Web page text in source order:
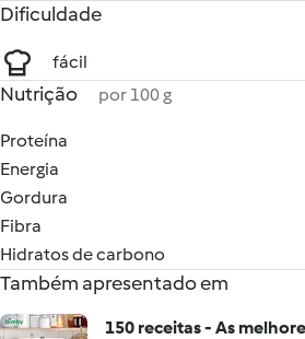
Dificuldade
fácil
Nutrição por 100 g
Proteína
Energia
Gordura
Fibra
Hidratos de carbono
Também apresentado em
150 receitas - As